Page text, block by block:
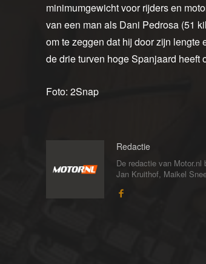
minimumgewicht voor rijders en
van een man als Dani Pedrosa (51
om te zeggen dat hij door zijn lengte
de drie turven hoge Spanjaard heeft
Foto: 2Snap
Redactie
De redactie van Motor.nl
Jan Kruithof, Maikel